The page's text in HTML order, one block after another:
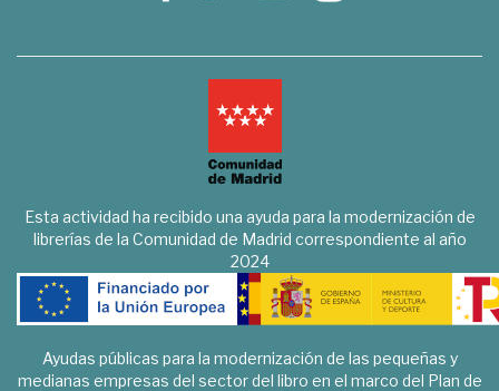
Esta actividad ha recibido una ayuda para la modernización de
librerías de la Comunidad de Madrid correspondiente al año
2024
Ayudas públicas para la modernización de las pequeñas y
medianas empresas del sector del libro en el marco del Plan de